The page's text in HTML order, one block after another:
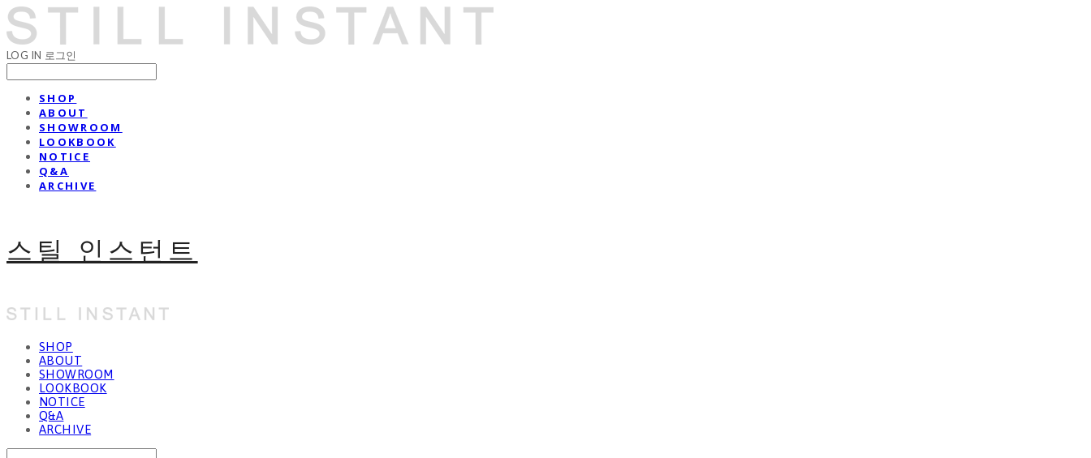
LOG IN 로그인
SHOP
ABOUT
SHOWROOM
LOOKBOOK
NOTICE
Q&A
ARCHIVE
스틸 인스턴트
SHOP
ABOUT
SHOWROOM
LOOKBOOK
NOTICE
Q&A
ARCHIVE